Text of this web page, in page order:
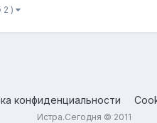
2 )
конфиденциальности
Истра.Сегодня © 2011